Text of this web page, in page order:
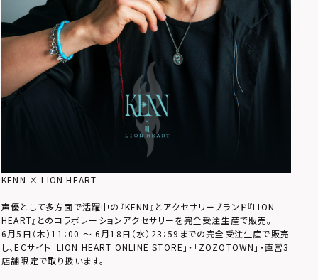
KENN × LION HEART
声優として多方面で活躍中の『KENN』とアクセサリーブランド『LION
HEART』とのコラボレーションアクセサリーを完全受注生産で販売。
6月5日（木）11：00 ～ 6月18日（水）23：59までの完全受注生産で販売
し、ECサイト「LION HEART ONLINE STORE」・「ZOZOTOWN」・直営3
店舗限定で取り扱います。